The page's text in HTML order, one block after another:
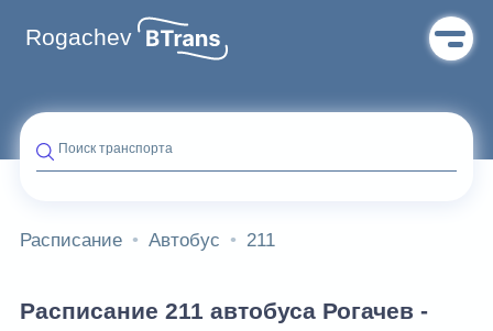
Rogachev
Поиск транспорта
Расписание Автобус 211
Расписание 211 автобуса Рогачев -